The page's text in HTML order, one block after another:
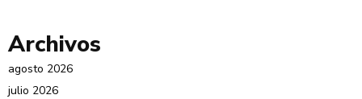
Archivos
agosto 2026
julio 2026